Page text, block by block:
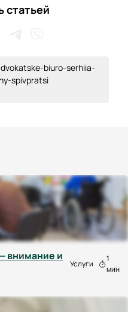
статьей
biuro-serhiia-
spivpratsi
внимание и
Услуги
1
мин